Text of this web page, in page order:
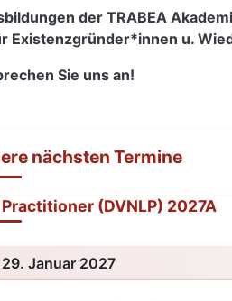
der TRABEA
Existenzgründer*innen u.
Sie uns an!
nächsten Termine
Practitioner (DVNLP) 2027A
29. Januar 2027